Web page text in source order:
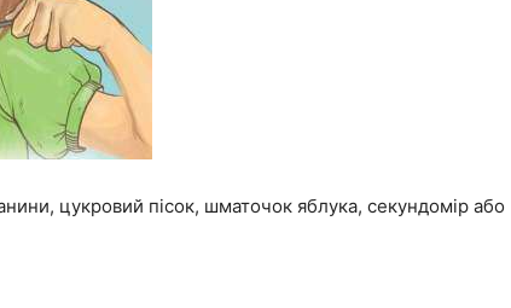
цукровий пісок, шматочок яблука, секундомір або